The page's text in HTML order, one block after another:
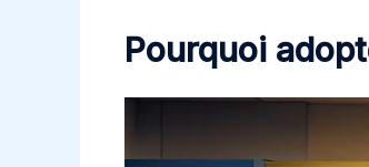
Pourquoi